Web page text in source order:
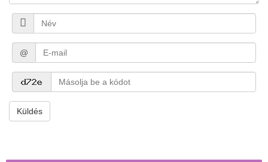
@
Küldés